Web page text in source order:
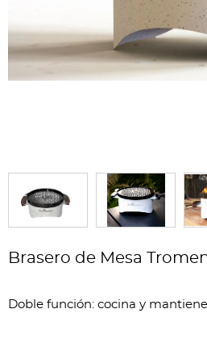
Brasero de Mesa
Doble función: cocina y